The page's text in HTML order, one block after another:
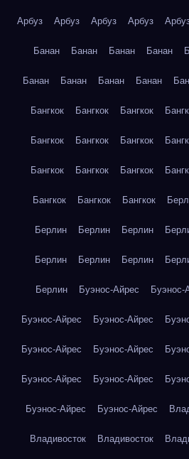
Арбуз Арбуз Арбуз Арбуз
Банан Банан Банан Банан
Банан Банан Банан Банан
Бангкок Бангкок Бангкок
Бангкок Бангкок Бангкок
Бангкок Бангкок Бангкок
Бангкок Бангкок Бангкок
Берлин Берлин Берлин
Берлин Берлин Берлин
Берлин Буэнос-Айрес Буэнос-
Буэнос-Айрес Буэнос-Айрес
Буэнос-Айрес Буэнос-Айрес
Буэнос-Айрес Буэнос-Айрес
Буэнос-Айрес Буэнос-Айрес
Владивосток Владивосток